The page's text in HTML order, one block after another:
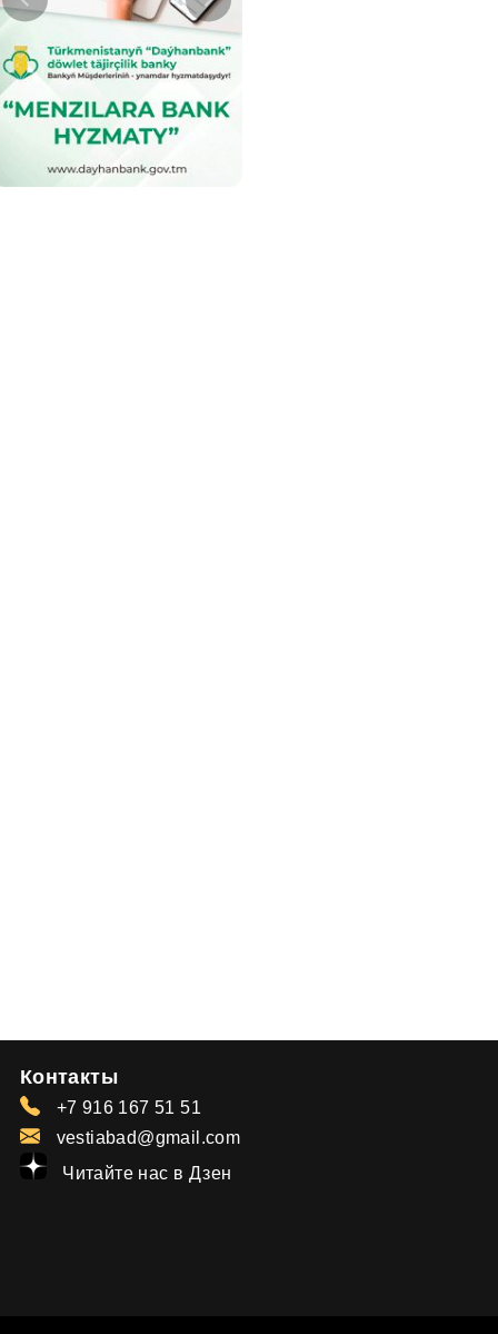
Контакты
+7 916 167 51 51
vestiabad@gmail.com
Читайте нас в Дзен